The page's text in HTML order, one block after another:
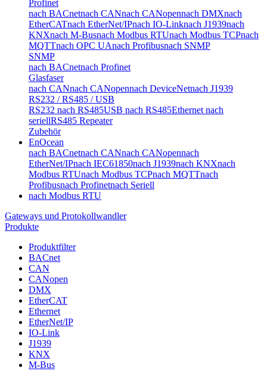
Profinet
nach BACnetnach CANnach CANopennach DMXnach
EtherCATnach EtherNet/IPnach IO-Linknach J1939nach
KNXnach M-Busnach Modbus RTUnach Modbus TCPnach
MQTTnach OPC UAnach Profibusnach SNMP
SNMP
nach BACnetnach Profinet
Glasfaser
nach CANnach CANopennach DeviceNetnach J1939
RS232 / RS485 / USB
RS232 nach RS485USB nach RS485Ethernet nach
seriellRS485 Repeater
Zubehör
EnOcean
nach BACnetnach CANnach CANopennach
EtherNet/IPnach IEC61850nach J1939nach KNXnach
Modbus RTUnach Modbus TCPnach MQTTnach
Profibusnach Profinetnach Seriell
nach Modbus RTU
Gateways und Protokollwandler
Produkte
Produktfilter
BACnet
CAN
CANopen
DMX
EtherCAT
Ethernet
EtherNet/IP
IO-Link
J1939
KNX
M-Bus